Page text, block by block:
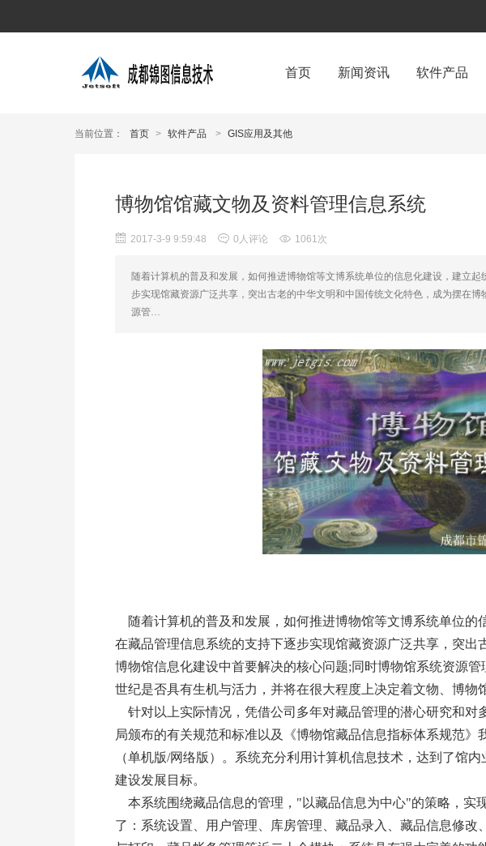
首页 新闻资讯 软件产品
当前位置： 首页 > 软件产品 > GIS应用及其他
博物馆馆藏文物及资料管理信息系统
2017-3-9 9:59:48 0人评论 1061次
随着计算机的普及和发展，如何推进博物馆等文博系统单位的信息化建设，建立
步实现馆藏资源广泛共享，突出古老的中华文明和中国传统文化特色，成为摆在
源管…
随着计算机的普及和发展，如何推进博物馆等文博系统单位的
在藏品管理信息系统的支持下逐步实现馆藏资源广泛共享，突
博物馆信息化建设中首要解决的核心问题;同时博物馆系统资源
世纪是否具有生机与活力，并将在很大程度上决定着文物、博物
针对以上实际情况，凭借公司多年对藏品管理的潜心研究和对
局颁布的有关规范和标准以及《博物馆藏品信息指标体系规范
（单机版/网络版）。系统充分利用计算机信息技术，达到了馆
建设发展目标。
本系统围绕藏品信息的管理，"以藏品信息为中心"的策略，实
了：系统设置、用户管理、库房管理、藏品录入、藏品信息修